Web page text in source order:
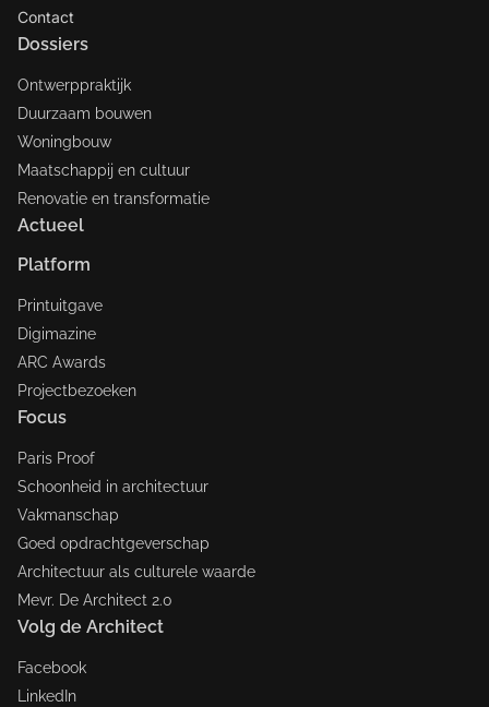
Contact
Dossiers
Ontwerppraktijk
Duurzaam bouwen
Woningbouw
Maatschappij en cultuur
Renovatie en transformatie
Actueel
Platform
Printuitgave
Digimazine
ARC Awards
Projectbezoeken
Focus
Paris Proof
Schoonheid in architectuur
Vakmanschap
Goed opdrachtgeverschap
Architectuur als culturele waarde
Mevr. De Architect 2.0
Volg de Architect
Facebook
LinkedIn